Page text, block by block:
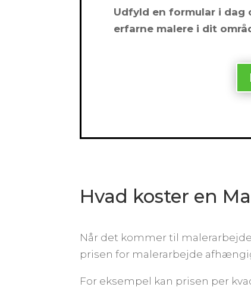
Udfyld en formular i dag
erfarne malere i dit
Hvad koster en
Når det kommer til
prisen for malerarbejde
For eksempel kan prisen per